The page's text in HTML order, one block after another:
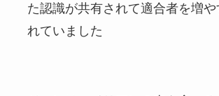
た認識が共有されて適合者を増
れていました